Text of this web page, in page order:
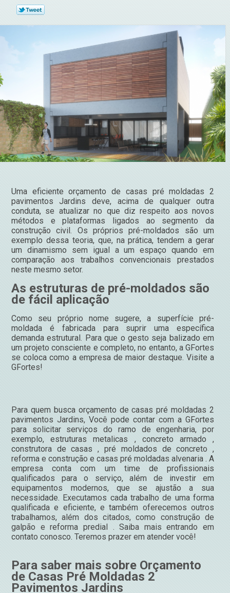
Uma eficiente orçamento de casas pré moldadas 2
pavimentos Jardins deve, acima de qualquer outra
conduta, se atualizar no que diz respeito aos novos
métodos e plataformas ligados ao segmento da
construção civil. Os próprios pré-moldados são um
exemplo dessa teoria, que, na prática, tendem a gerar
um dinamismo sem igual a um espaço quando em
comparação aos trabalhos convencionais prestados
neste mesmo setor.
As estruturas de pré-moldados são
de fácil aplicação
Como seu próprio nome sugere, a superfície pré-
moldada é fabricada para suprir uma específica
demanda estrutural. Para que o gesto seja balizado em
um projeto consciente e completo, no entanto, a GFortes
se coloca como a empresa de maior destaque. Visite a
GFortes!
Para quem busca orçamento de casas pré moldadas 2
pavimentos Jardins, Você pode contar com a GFortes
para solicitar serviços do ramo de engenharia, por
exemplo, estruturas metalicas , concreto armado ,
construtora de casas , pré moldados de concreto ,
reforma e construção e casas pré moldadas alvenaria . A
empresa conta com um time de profissionais
qualificados para o serviço, além de investir em
equipamentos modernos, que se ajustão a sua
necessidade. Executamos cada trabalho de uma forma
qualificada e eficiente, e também oferecemos outros
trabalhamos, além dos citados, como construção de
galpão e reforma predial . Saiba mais entrando em
contato conosco. Teremos prazer em atender você!
Para saber mais sobre Orçamento
de Casas Pré Moldadas 2
Pavimentos Jardins